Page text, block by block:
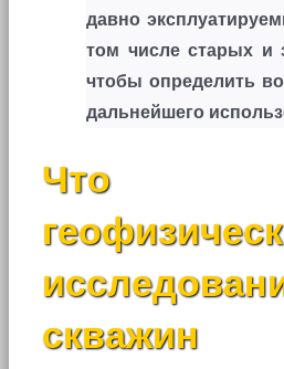
давно
том числе старых и
чтобы определить
дальнейшего
Что
скважин